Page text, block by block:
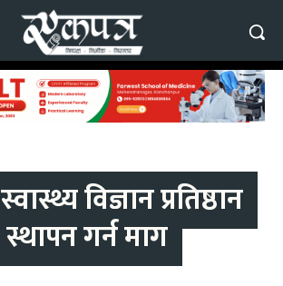
स्वास्थ्य विज्ञान प्रतिष्ठान
स्थापन गर्न माग